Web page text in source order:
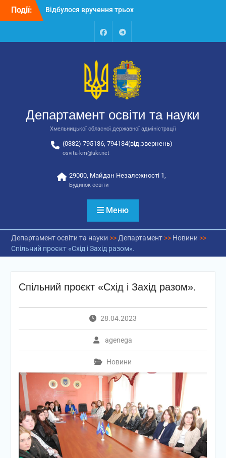
Перейти
Події:
автобусів для потреб
Відбулося засідання
державної адміністрації
Відбулась обласна
відповідальних за
національно-патріотичне
виховання
FacebookTalegram
Департамент освіти та науки
Хмельницької обласної державної адміністрації
(0382) 795136, 794134(від.звернень)
osvita-km@ukr.net
29000, Майдан Незалежності 1,
Будинок освіти
Меню
Департамент освіти та науки >> Департамент>> Новини >>
Спільний проєкт «Схід і Захід разом».
Спільний проєкт «Схід і Захід разом».
28.04.2023
agenega
Новини